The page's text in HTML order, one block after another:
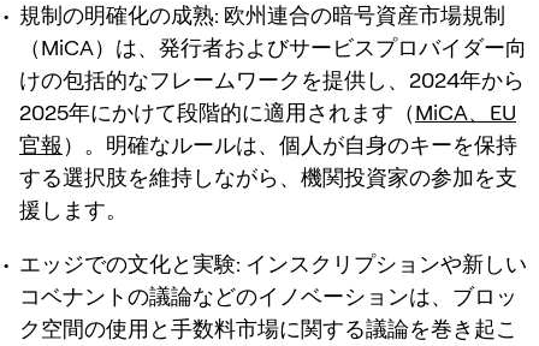
規制の明確化の成熟: 欧州連合の暗号資産市場規制
（MiCA）は、発行者およびサービスプロバイダー向
けの包括的なフレームワークを提供し、2024年から
2025年にかけて段階的に適用されます（MiCA、EU
官報 ）。明確なルールは、個人が自身のキーを保持
する選択肢を維持しながら、機関投資家の参加を支
援します。
エッジでの文化と実験: インスクリプションや新しい
コベナントの議論などのイノベーションは、ブロッ
ク空間の使用と手数料市場に関する議論を巻き起こ